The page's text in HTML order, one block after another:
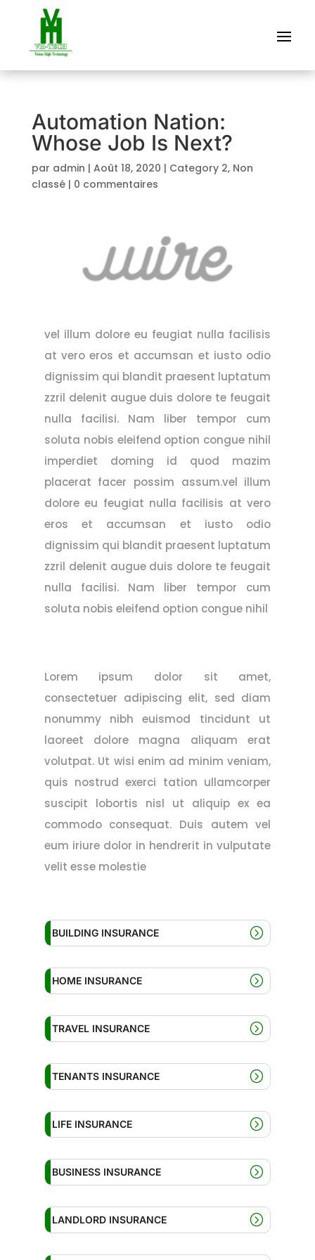
Automation Nation:
Whose Job Is Next?
par admin | Août 18, 2020 | Category 2, Non
classé| 0 commentaires
vel illum dolore eu feugiat nulla facilisis
at vero eros et accumsan et iusto odio
dignissim qui blandit praesent luptatum
zzril delenit augue duis dolore te feugait
nulla facilisi. Nam liber tempor cum
soluta nobis eleifend option congue nihil
imperdiet doming id quod mazim
placerat facer possim assum.vel illum
dolore eu feugiat nulla facilisis at vero
eros et accumsan et iusto odio
dignissim qui blandit praesent luptatum
zzril delenit augue duis dolore te feugait
nulla facilisi. Nam liber tempor cum
soluta nobis eleifend option congue nihil
Lorem ipsum dolor sit amet,
consectetuer adipiscing elit, sed diam
nonummy nibh euismod tincidunt ut
laoreet dolore magna aliquam erat
volutpat. Ut wisi enim ad minim veniam,
quis nostrud exerci tation ullamcorper
suscipit lobortis nisl ut aliquip ex ea
commodo consequat. Duis autem vel
eum iriure dolor in hendrerit in vulputate
velit esse molestie
BUILDING INSURANCE
HOME INSURANCE
TRAVEL INSURANCE
TENANTS INSURANCE
LIFE INSURANCE
BUSINESS INSURANCE
LANDLORD INSURANCE